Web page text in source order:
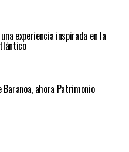
experiencia inspirada en la
Baranoa, ahora Patrimonio